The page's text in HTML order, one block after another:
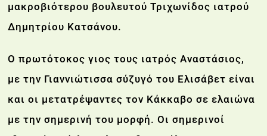
μακροβιότερου βουλευτού Τριχωνίδος ιατρού
Δημητρίου Κατσάνου.
Ο πρωτότοκος γιος τους ιατρός Αναστάσιος,
με την Γιαννιώτισσα σύζυγό του Ελισάβετ είναι
και οι μετατρέψαντες τον Κάκκαβο σε ελαιώνα
με την σημερινή του μορφή. Οι σημερινοί